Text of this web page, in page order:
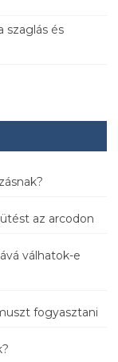
szaglás és
az arcodon
válhatok-e
fogyasztani